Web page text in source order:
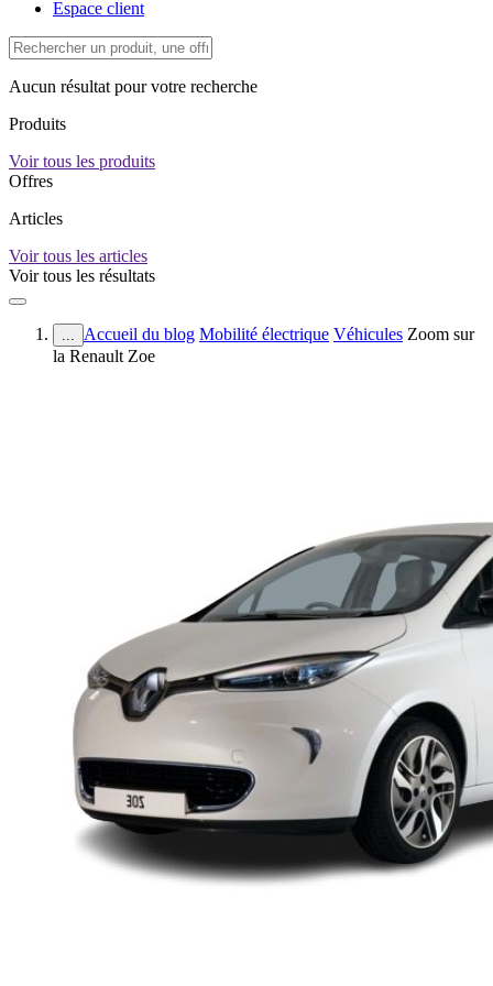
Espace client
Aucun résultat pour votre recherche
Produits
Voir tous les produits
Offres
Articles
Voir tous les articles
Voir tous les résultats
... Accueil du blog Mobilité électrique Véhicules Zoom sur
la Renault Zoe